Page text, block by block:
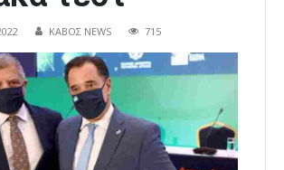
ΚΑΒΟΣ NEWS 715